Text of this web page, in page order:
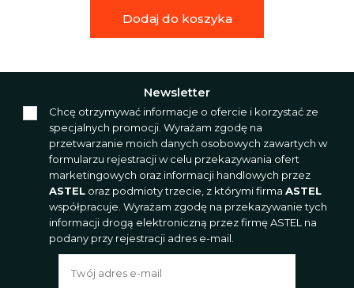
Dodaj do koszyka
Newsletter
Chcę otrzymywać informacje o ofercie i korzystać ze
specjalnych promocji. Wyrażam zgodę na
przetwarzanie moich danych osobowych zawartych w
formularzu rejestracji w celu przekazywania ofert
marketingowych oraz informacji handlowych przez
ASTEL oraz podmioty trzecie, z którymi firma ASTEL
współpracuje. Wyrażam zgodę na przekazywanie tych
informacji drogą elektroniczną przez firmę ASTEL na
podany przy rejestracji adres e-mail.